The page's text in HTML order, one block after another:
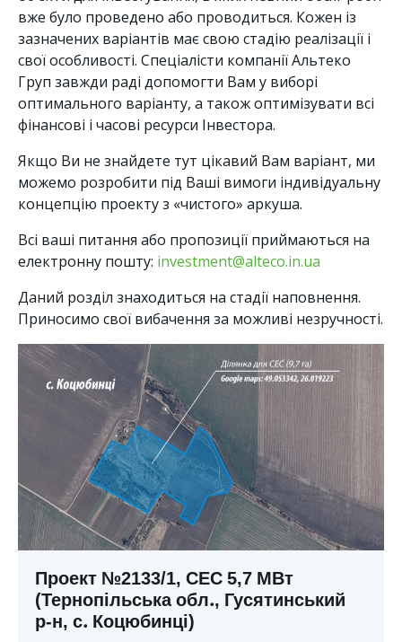
вже було проведено або проводиться. Кожен із
зазначених варіантів має свою стадію реалізації і
свої особливості. Спеціалісти компанії Альтеко
Груп завжди раді допомогти Вам у виборі
оптимального варіанту, а також оптимізувати всі
фінансові і часові ресурси Інвестора.
Якщо Ви не знайдете тут цікавий Вам варіант, ми
можемо розробити під Ваші вимоги індивідуальну
концепцію проекту з «чистого» аркуша.
Всі ваші питання або пропозиції приймаються на
електронну пошту: investment@alteco.in.ua
Даний розділ знаходиться на стадії наповнення.
Приносимо свої вибачення за можливі незручності.
Проект №2133/1, СЕС 5,7 МВт
(Тернопільська обл., Гусятинський
р-н, с. Коцюбинці)